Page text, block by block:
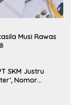
Musi Rawas
SKM Justru
Nomor